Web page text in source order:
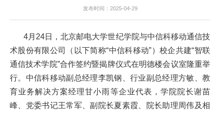
首
页
发布时间：2025-04-29
4月24日，北京邮电大学世纪学院与中信科移动通信技
术股份有限公司（以下简称“中信科移动”）校企共建“智联
通信技术学院”合作签约暨揭牌仪式在明德楼会议室隆重举
行。中信科移动副总经理李凯钢、行业副总经理方敏、教
育业务解决方案经理甘小雨等企业代表，学院院长谢苗
峰、党委书记王常军、副院长夏素霞、院长助理周伟及相